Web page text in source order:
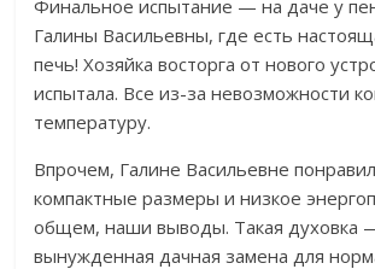
Финальное испытание — на даче у
Галины Васильевны, где есть
печь! Хозяйка восторга от нового
испытала. Все из-за невозможности
температуру.
Впрочем, Галине Васильевне
компактные размеры и низкое
общем, наши выводы. Такая духовка
вынужденная дачная замена для